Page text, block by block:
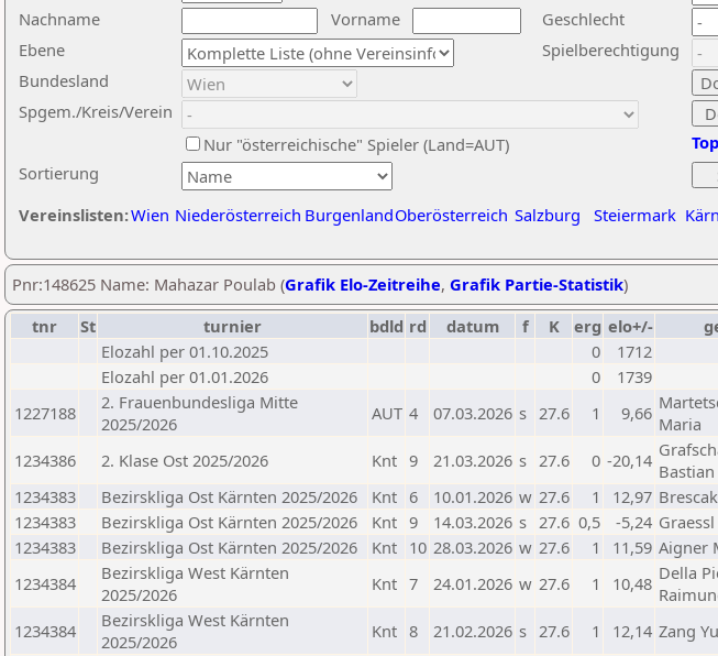
Nachname
Vorname
Ebene
Sortierung
Bundesland
Spgem./Kreis/Verein
Geschlecht
Nur "österreichische" Spieler (Land=AUT)
Spielberechtigung
Vereinslisten:Wien Niederösterreich BurgenlandOberösterreich Salzburg Steiermark
Pnr:148625 Name: Mahazar Poulab (Grafik Elo-Zeitreihe, Grafik Partie-Statistik)
tnr
St turnier bdld rd datum f K erg elo+/-
Elozahl per 01.10.2025
0
1712
Elozahl per 01.01.2026
0
1739
1227188
2. Frauenbundesliga Mitte
2025/2026
AUT 4 07.03.2026 s 27.6 1 9,66 Maria
1234386 2. Klase Ost 2025/2026 Knt 9 21.03.2026 s 27.6 0 -20,14 Bastian
1234383
Bezirskliga Ost Kärnten 2025/2026 Knt 6 10.01.2026 w 27.6 1 12,97
1234383
Bezirskliga Ost Kärnten 2025/2026 Knt 9 14.03.2026 s 27.6 0,5 -5,24
1234383
Bezirskliga Ost Kärnten 2025/2026 Knt 10 28.03.2026 w 27.6 1 11,59 Aigner
1234384
Bezirskliga West Kärnten
2025/2026
Knt 7 24.01.2026 w 27.6 1 10,48 Della
1234384
Bezirskliga West Kärnten
2025/2026
Knt 8 21.02.2026 s 27.6 1 12,14 Zang